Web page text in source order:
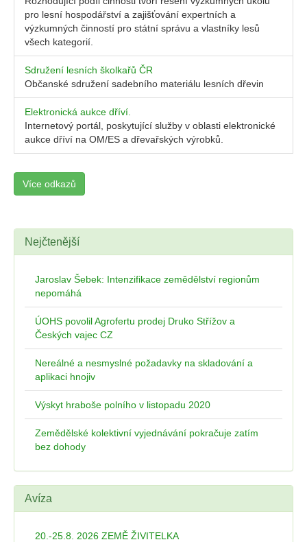
pro lesní hospodářství a zajišťování expertních a
výzkumných činností pro státní správu a vlastníky lesů
všech kategorií.
Sdružení lesních školkařů ČR
Občanské sdružení sadebního materiálu lesních dřevin
Elektronická aukce dříví.
Internetový portál, poskytující služby v oblasti elektronické
aukce dříví na OM/ES a dřevařských výrobků.
Více odkazů
Nejčtenější
Jaroslav Šebek: Intenzifikace zemědělství regionům
nepomáhá
ÚOHS povolil Agrofertu prodej Druko Střížov a
Českých vajec CZ
Nereálné a nesmyslné požadavky na skladování a
aplikaci hnojiv
Výskyt hraboše polního v listopadu 2020
Zemědělské kolektivní vyjednávání pokračuje zatím
bez dohody
Avíza
20.-25.8. 2026 ZEMĚ ŽIVITELKA